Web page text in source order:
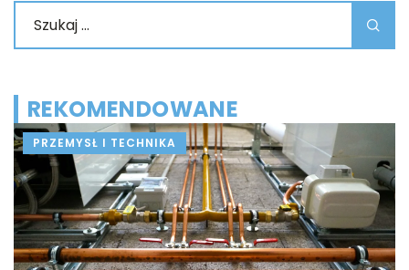
REKOMENDOWANE
PRZEMYSŁ I TECHNIKA